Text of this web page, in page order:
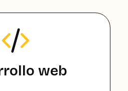
web